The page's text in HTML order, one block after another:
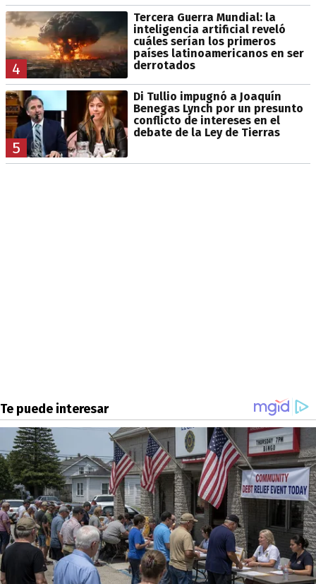
4
Tercera Guerra Mundial: la
inteligencia artificial reveló
cuáles serían los primeros
países latinoamericanos en ser
derrotados
5
Di Tullio impugnó a Joaquín
Benegas Lynch por un presunto
conflicto de intereses en el
debate de la Ley de Tierras